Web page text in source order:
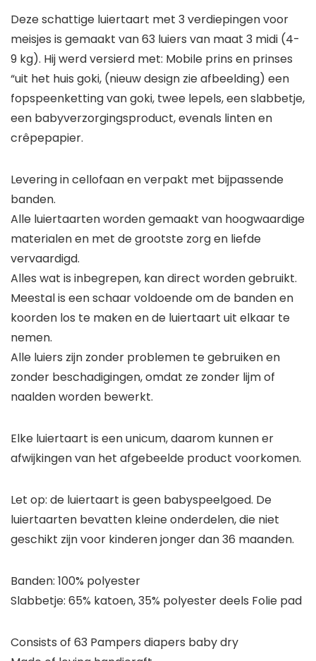
Deze schattige luiertaart met 3 verdiepingen voor
meisjes is gemaakt van 63 luiers van maat 3 midi (4-
9 kg). Hij werd versierd met: Mobile prins en prinses
“uit het huis goki, (nieuw design zie afbeelding) een
fopspeenketting van goki, twee lepels, een slabbetje,
een babyverzorgingsproduct, evenals linten en
crêpepapier.
Levering in cellofaan en verpakt met bijpassende
banden.
Alle luiertaarten worden gemaakt van hoogwaardige
materialen en met de grootste zorg en liefde
vervaardigd.
Alles wat is inbegrepen, kan direct worden gebruikt.
Meestal is een schaar voldoende om de banden en
koorden los te maken en de luiertaart uit elkaar te
nemen.
Alle luiers zijn zonder problemen te gebruiken en
zonder beschadigingen, omdat ze zonder lijm of
naalden worden bewerkt.
Elke luiertaart is een unicum, daarom kunnen er
afwijkingen van het afgebeelde product voorkomen.
Let op: de luiertaart is geen babyspeelgoed. De
luiertaarten bevatten kleine onderdelen, die niet
geschikt zijn voor kinderen jonger dan 36 maanden.
Banden: 100% polyester
Slabbetje: 65% katoen, 35% polyester deels Folie pad
Consists of 63 Pampers diapers baby dry